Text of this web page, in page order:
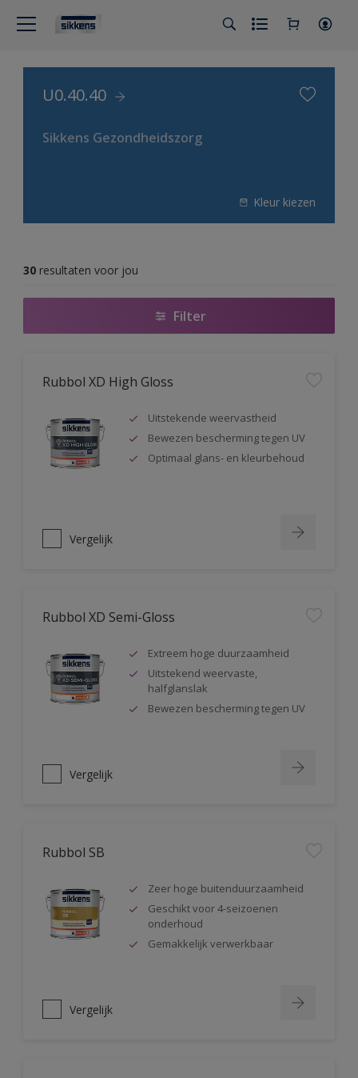
U0.40.40
Sikkens Gezondheidszorg
Kleur kiezen
30 resultaten voor jou
Filter
Rubbol XD High Gloss
Uitstekende weervastheid
Bewezen bescherming tegen UV
Optimaal glans- en kleurbehoud
Vergelijk
Rubbol XD Semi-Gloss
Extreem hoge duurzaamheid
Uitstekend weervaste,
halfglanslak
Bewezen bescherming tegen UV
Vergelijk
Rubbol SB
Zeer hoge buitenduurzaamheid
Geschikt voor 4-seizoenen
onderhoud
Gemakkelijk verwerkbaar
Vergelijk